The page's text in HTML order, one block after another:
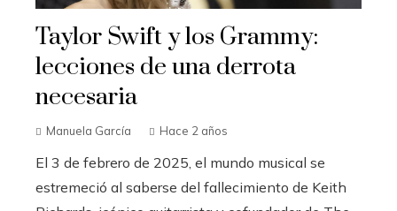
Taylor Swift y los Grammy:
lecciones de una derrota
necesaria
Manuela García Hace 2 años
El 3 de febrero de 2025, el mundo musical se
estremeció al saberse del fallecimiento de Keith